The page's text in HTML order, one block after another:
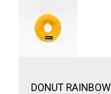
DONUT RAINBOW